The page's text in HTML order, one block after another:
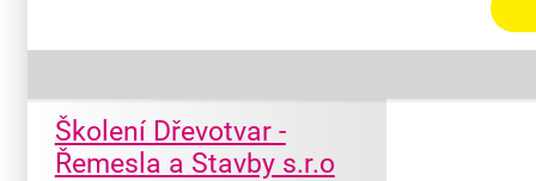
Školení Dřevotvar -
Řemesla a Stavby s.r.o